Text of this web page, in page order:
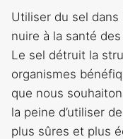
Utiliser du sel
nuire à la santé
Le sel détruit la
organismes
que nous
la peine d’utiliser
plus sûres et plus